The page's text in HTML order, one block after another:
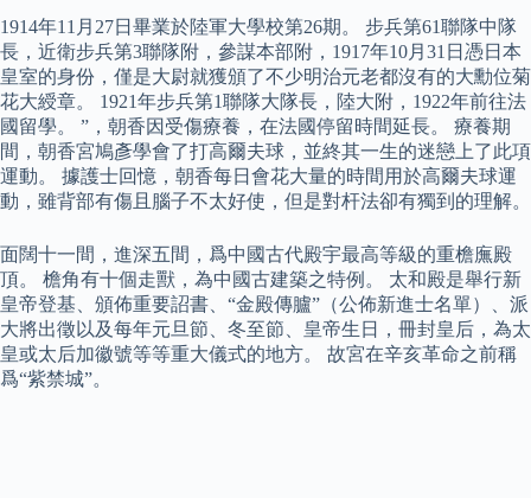
1914年11月27日畢業於陸軍大學校第26期。 步兵第61聯隊中隊
長，近衛步兵第3聯隊附，參謀本部附，1917年10月31日憑日本
皇室的身份，僅是大尉就獲頒了不少明治元老都沒有的大勳位菊
花大綬章。 1921年步兵第1聯隊大隊長，陸大附，1922年前往法
國留學。 ”，朝香因受傷療養，在法國停留時間延長。 療養期
間，朝香宮鳩彥學會了打高爾夫球，並終其一生的迷戀上了此項
運動。 據護士回憶，朝香每日會花大量的時間用於高爾夫球運
動，雖背部有傷且腦子不太好使，但是對杆法卻有獨到的理解。
面闊十一間，進深五間，爲中國古代殿宇最高等級的重檐廡殿
頂。 檐角有十個走獸，為中國古建築之特例。 太和殿是舉行新
皇帝登基、頒佈重要詔書、“金殿傳臚”（公佈新進士名單）、派
大將出徵以及每年元旦節、冬至節、皇帝生日，冊封皇后，為太
皇或太后加徽號等等重大儀式的地方。 故宮在辛亥革命之前稱
爲“紫禁城”。